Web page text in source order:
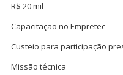
R$ 20 mil
Capacitação no Empretec
Custeio para participação
Missão técnica